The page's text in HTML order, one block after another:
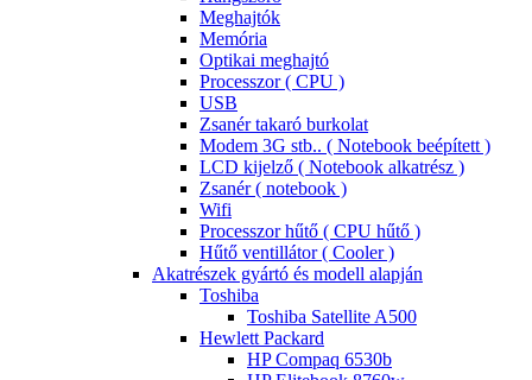
Meghajtók
Memória
Optikai meghajtó
Processzor ( CPU )
USB
Zsanér takaró burkolat
Modem 3G stb.. ( Notebook beépített )
LCD kijelző ( Notebook alkatrész )
Zsanér ( notebook )
Wifi
Processzor hűtő ( CPU hűtő )
Hűtő ventillátor ( Cooler )
Akatrészek gyártó és modell alapján
Toshiba
Toshiba Satellite A500
Hewlett Packard
HP Compaq 6530b